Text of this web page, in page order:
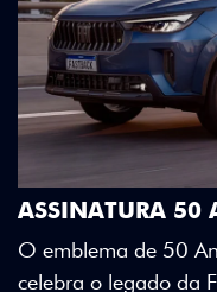
a edição especial